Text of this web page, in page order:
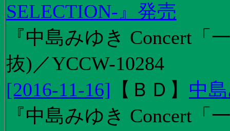
SELECTION-』発売
『中島みゆき Concert
抜)／YCCW-10284
[2016-11-16] 【 ＢＤ 】 中
『中島みゆき Concert